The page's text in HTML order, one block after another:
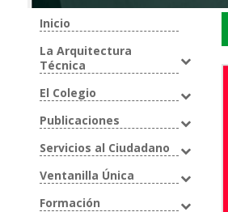
Inicio
La Arquitectura
Técnica
El Colegio
Publicaciones
Servicios al Ciudadano
Ventanilla Única
Formación